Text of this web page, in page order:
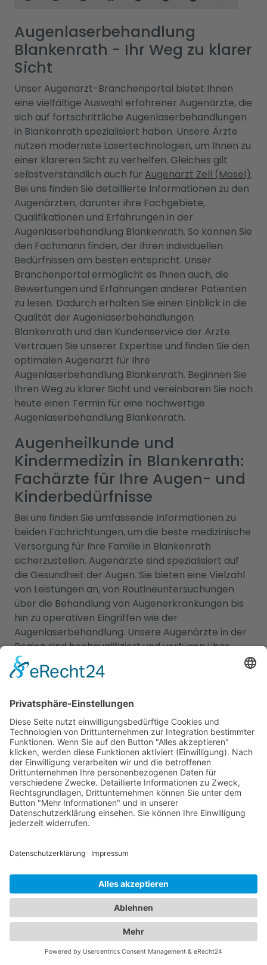
Augenlaserbehandlung
Blankenrath - Ihr Weg zu klarer
Sicht
Unser Augenarzt-Branchenportal bietet Ihnen
eine vielfältige Auswahl erfahrener Augenärzte, die
sich auf fortschrittliche Augenlaserbehandlungen
in Blankenrath spezialisiert haben. Unsere Ärzte
nutzen modernste Lasertechnologien, um Ihnen zu
einer klareren Sicht zu verhelfen. Gleiches gilt
selbstverständlich auch für Augenarzt Zell (Mosel).
Bei uns finden Sie detaillierte Informationen zu den
Augenärzten, darunter ihre Fachgebiete,
Qualifikationen und Erfahrungen in der
Augenlaserbehandlung Blankenrath. So können Sie
den Fachmann finden, der Ihren individuellen
Bedürfnissen am besten entspricht. Unser
Branchenportal ermöglicht es Ihnen auch, die
Bewertungen und Erfahrungen anderer Patienten
zu lesen. Dadurch erhalten Sie einen Einblick in die
Qualität der Augenlaserbehandlungen
Blankenrath und den Kundenservice der Ärzte.
Vertrauen Sie unserer Expertise und finden Sie den
optimalen Augenarzt für Ihre
Augenlaserbehandlung Blankenrath. Beginnen Sie
Ihren Weg zu klarer Sicht und vereinbaren Sie noch
heute einen Termin für eine hochwertige
Augenlaserbehandlung Blankenrath.
Augenheilkunde und
Kindermedizin in Blankenrath:
Fachärzte für Ihre Augen- und
Kinderbedürfnisse
Bei uns finden Sie umfassende Informationen zu
beiden Fachrichtungen, um die beste medizinische
Versorgung für Ihre Familie in Blankenrath
sicherzustellen. Augenärzte sind spezialisiert auf
die Gesundheit der Augen. Sie bieten eine Vielzahl
von Leistungen an, von Routineuntersuchungen
über die Behandlung von Augenerkrankungen bis
hin zu operativen Eingriffen wie der
Augenlaserbehandlung. Unsere Augenärzte in der
Region sind hochqualifiziert und verfügen über
modernste Technologie, um eine präzise Diagnose
und individuelle Behandlung für Ihre
Blankenrathhingegen sind darauf spezialisiert, die
Gesundheit und das Wohlbefinden von Kindern zu
betreuen. Sie bieten umfassende
Vorsorgeuntersuchungen, Impfungen, Behandlung
von akuten und chronischen Erkrankungen sowie
Beratung für Eltern in verschiedenen
medizinischen Bereichen an. Unsere Kinderärzte
Blankenrath sind einfühlsam, kinderfreundlich und
haben langjährige Erfahrung in der Betreuung von
Informationen zu Augenärzten und Kinderärzten in
Ihrer Region. Sie können Profile einsehen,
Qualifikationen, Spezialisierungen, Öffnungszeiten
und Standorte erfahren sowie Bewertungen von
anderen Patienten lesen. Auf diese Weise können
Sie die bestmögliche Entscheidung für die
Gesundheit Ihrer Familie treffen. Vertrauen Sie auf